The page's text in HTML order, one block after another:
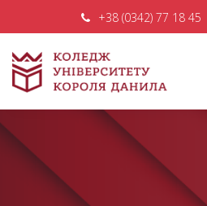
+38 (0342) 77 18 45